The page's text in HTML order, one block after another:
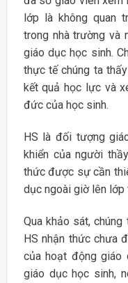
lớp là không quan
trong nhà trường và
giáo dục học sinh.
thực tế chúng ta
kết quả học lực và
đức của học sinh.
HS là đối tượng
khiển của người
thức được sự cần
dục ngoài giờ lên lớp
Qua khảo sát,
HS nhận thức chưa
của hoạt động giáo
giáo dục học sinh,